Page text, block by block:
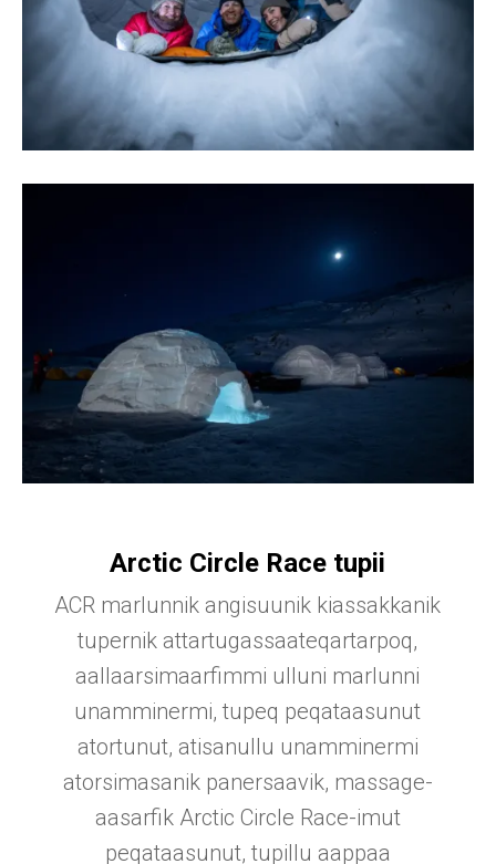
Arctic Circle Race tupii
ACR marlunnik angisuunik kiassakkanik
tupernik attartugassaateqartarpoq,
aallaarsimaarfimmi ulluni marlunni
unamminermi, tupeq peqataasunut
atortunut, atisanullu unamminermi
atorsimasanik panersaavik, massage-
aasarfik Arctic Circle Race-imut
peqataasunut, tupillu aappaa